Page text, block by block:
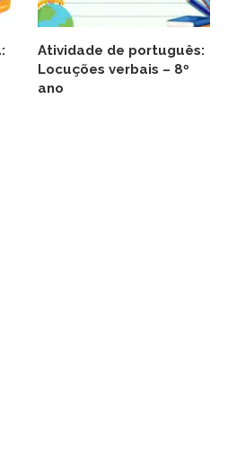
Atividade de português:
Locuções verbais – 8º
ano